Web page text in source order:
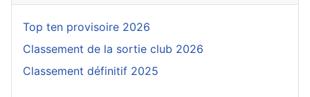
Top ten provisoire 2026
Classement de la sortie club 2026
Classement définitif 2025